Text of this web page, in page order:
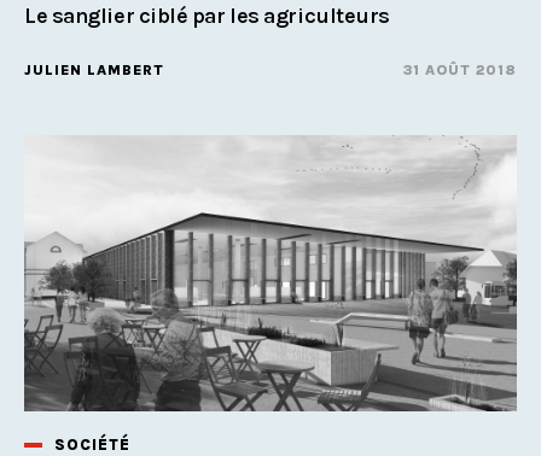
Le sanglier ciblé par les agriculteurs
JULIEN LAMBERT 31 AOÛT 2018
SOCIÉTÉ